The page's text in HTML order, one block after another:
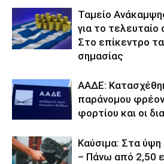
Ταμείο
για το
Στο επίκεντρο
σημασίας
ΑΑΔΕ:
παράνομου
φορτίου και οι
Καύσιμα: Στα ύψη
– Πάνω από 2,50